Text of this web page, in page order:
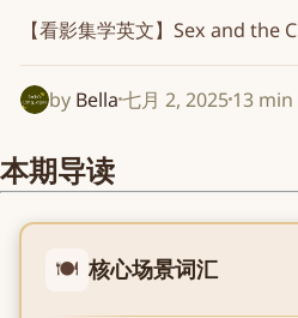
【看影集学英文】Sex and the
by Bella七月 2, 202513
本期导读
🍽️ 核心场景词汇